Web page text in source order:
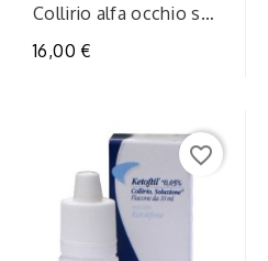
Collirio alfa occhio sec
16,00 €
favorite_border